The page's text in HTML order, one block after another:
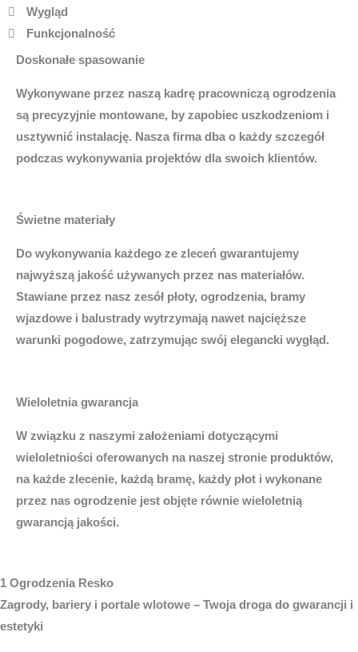
Wygląd
Funkcjonalność
Doskonałe spasowanie
Wykonywane przez naszą kadrę pracowniczą ogrodzenia
są precyzyjnie montowane, by zapobiec uszkodzeniom i
usztywnić instalację. Nasza firma dba o każdy szczegół
podczas wykonywania projektów dla swoich klientów.
Świetne materiały
Do wykonywania każdego ze zleceń gwarantujemy
najwyższą jakość używanych przez nas materiałów.
Stawiane przez nasz zesół płoty, ogrodzenia, bramy
wjazdowe i balustrady wytrzymają nawet najcięższe
warunki pogodowe, zatrzymując swój elegancki wygłąd.
Wieloletnia gwarancja
W związku z naszymi założeniami dotyczącymi
wieloletniości oferowanych na naszej stronie produktów,
na każde zlecenie, każdą bramę, każdy płot i wykonane
przez nas ogrodzenie jest objęte równie wieloletnią
gwarancją jakości.
1 Ogrodzenia Resko
Zagrody, bariery i portale wlotowe – Twoja droga do gwarancji i
estetyki